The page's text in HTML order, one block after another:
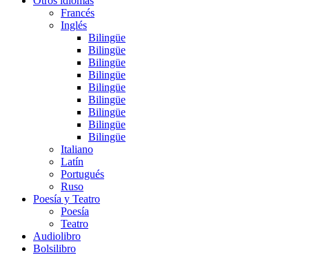
Francés
Inglés
Bilingüe
Bilingüe
Bilingüe
Bilingüe
Bilingüe
Bilingüe
Bilingüe
Bilingüe
Bilingüe
Italiano
Latín
Portugués
Ruso
Poesía y Teatro
Poesía
Teatro
Audiolibro
Bolsilibro